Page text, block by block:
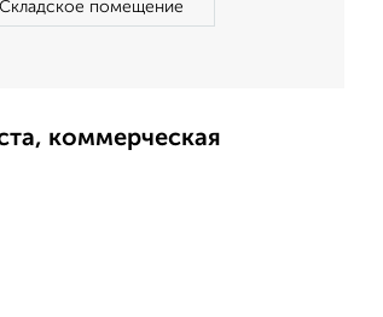
Складское помещение
коммерческая